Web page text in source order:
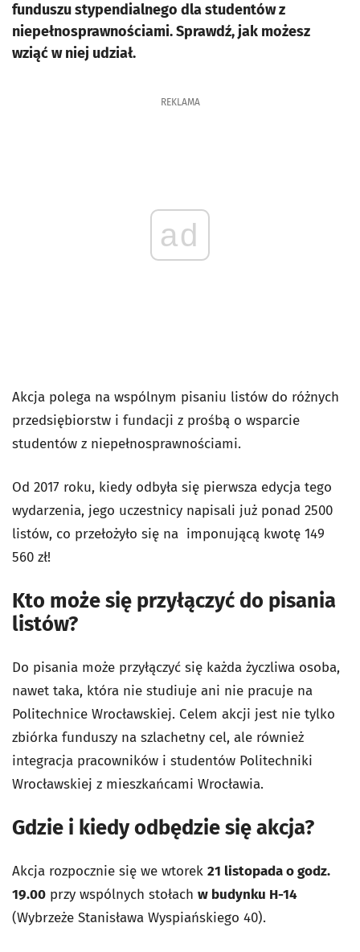
funduszu stypendialnego dla studentów z
niepełnosprawnościami. Sprawdź, jak możesz
wziąć w niej udział.
REKLAMA
ad
Akcja polega na wspólnym pisaniu listów do różnych
przedsiębiorstw i fundacji z prośbą o wsparcie
studentów z niepełnosprawnościami.
Od 2017 roku, kiedy odbyła się pierwsza edycja tego
wydarzenia, jego uczestnicy napisali już ponad 2500
listów, co przełożyło się na imponującą kwotę 149
560 zł!
Kto może się przyłączyć do pisania
listów?
Do pisania może przyłączyć się każda życzliwa osoba,
nawet taka, która nie studiuje ani nie pracuje na
Politechnice Wrocławskiej. Celem akcji jest nie tylko
zbiórka funduszy na szlachetny cel, ale również
integracja pracowników i studentów Politechniki
Wrocławskiej z mieszkańcami Wrocławia.
Gdzie i kiedy odbędzie się akcja?
Akcja rozpocznie się we wtorek 21 listopada o godz.
19.00 przy wspólnych stołach w budynku H-14
(Wybrzeże Stanisława Wyspiańskiego 40).